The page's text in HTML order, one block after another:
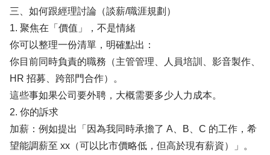
三、如何跟經理討論（談薪/職涯規劃）
1. 聚焦在「價值」，不是情緒
你可以整理一份清單，明確點出：
你目前同時負責的職務（主管管理、人員培訓、影音製作、
HR 招募、跨部門合作）。
這些事如果公司要外聘，大概需要多少人力成本。
2. 你的訴求
加薪：例如提出「因為我同時承擔了 A、B、C 的工作，希
望能調薪至 xx（可以比市價略低，但高於現有薪資）」。